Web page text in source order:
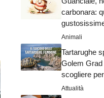
carbonara:
Animali
Tartarughe
Golem
scogliere
Attualità